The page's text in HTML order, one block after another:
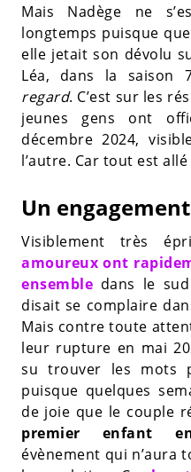
Mais Nadège ne
longtemps puisque
elle jetait son dévolu
Léa, dans la saison
regard. C’est sur les
jeunes gens ont
décembre 2024,
l’autre. Car tout est
Un
Visiblement très
amoureux ont
ensemble dans le
disait se complaire
Mais contre toute
leur rupture en mai
su trouver les mots
puisque quelques
de joie que le couple
premier enfant
évènement qui n’aura